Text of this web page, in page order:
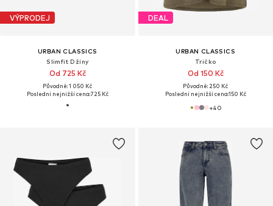
VÝPRODEJ
URBAN CLASSICS
Slimfit Džíny
Od 725 Kč
Původně: 1 050 Kč
Poslední nejnižší cena:725 Kč
DEAL
URBAN CLASSICS
Tričko
Od 150 Kč
Původně: 250 Kč
Poslední nejnižší cena:150 Kč
+40